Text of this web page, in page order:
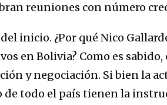
reuniones con número
inicio. ¿Por qué Nico
en Bolivia? Como es sabido,
y negociación. Si bien la
de todo el país tienen la